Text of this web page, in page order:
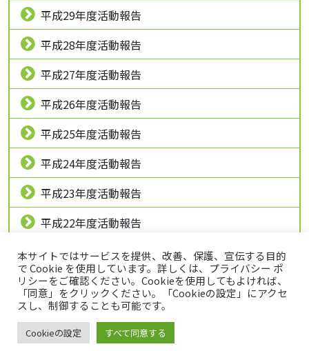
平成29年度活動報告
平成28年度活動報告
平成27年度活動報告
平成26年度活動報告
平成25年度活動報告
平成24年度活動報告
平成23年度活動報告
平成22年度活動報告
平成21年度活動報告
トップページ
プライバシーポリシー
このサイトについて
本サイトではサービスを提供、改善、保護、宣伝する目的
で Cookie を使用しています。詳しくは、プライバシー ポ
リシーをご確認ください。Cookieを使用してもよければ、
「同意」をクリックください。「Cookieの設定」にアクセ
スし、制御することも可能です。
Cookieの設定 すべて同意する